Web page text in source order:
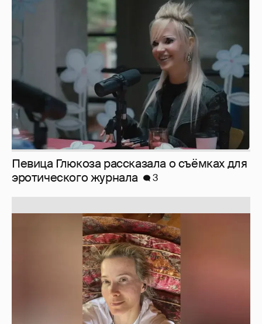
Певица Глюкоза рассказала о съёмках для
эротического журнала
3